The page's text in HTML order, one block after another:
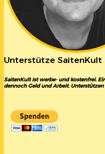
Unterstütze SaitenKult
SaitenKult ist werbe- und kostenfrei.
dennoch Geld und Arbeit. Unterstützen